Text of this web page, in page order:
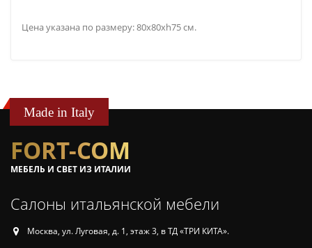
Цена указана по размеру: 80x80xh75 см.
Made in Italy
FORT-COM
МЕБЕЛЬ И СВЕТ ИЗ ИТАЛИИ
Салоны итальянской мебели
Москва, ул. Луговая, д. 1, этаж 3, в ТД «ТРИ КИТА».